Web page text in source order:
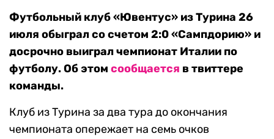
Футбольный клуб «Ювентус» из Турина 26
июля обыграл со счетом 2:0 «Сампдорию» и
досрочно выиграл чемпионат Италии по
футболу. Об этом сообщается в твиттере
команды.
Клуб из Турина за два тура до окончания
чемпионата опережает на семь очков